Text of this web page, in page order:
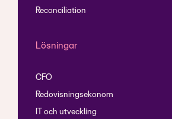
Reconciliation
Lösningar
CFO
Redovisningsekonom
IT och utveckling